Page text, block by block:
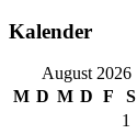
Kalender
August 2026
M D M D F S
1